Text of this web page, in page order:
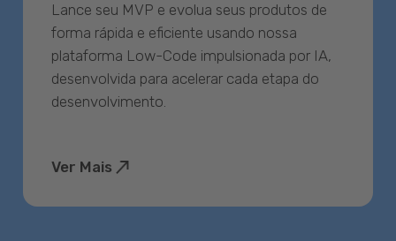
Lance seu MVP e evolua seus produtos de
forma rápida e eficiente usando nossa
plataforma Low-Code impulsionada por IA,
desenvolvida para acelerar cada etapa do
desenvolvimento.
Ver Mais